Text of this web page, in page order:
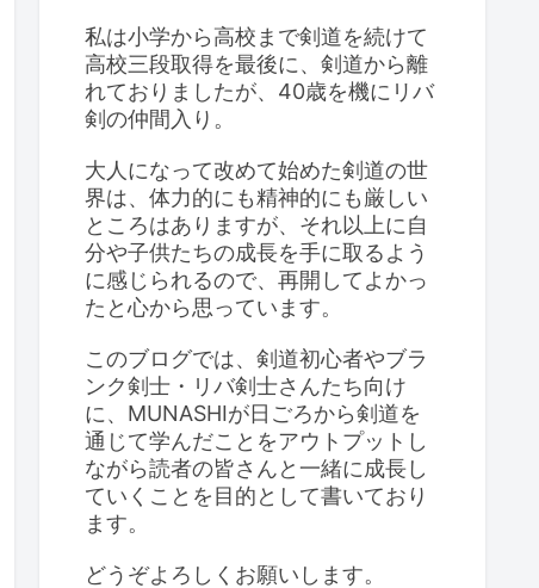
私は小学から高校まで剣道を続けて
高校三段取得を最後に、剣道から離
れておりましたが、40歳を機にリバ
剣の仲間入り。
大人になって改めて始めた剣道の世
界は、体力的にも精神的にも厳しい
ところはありますが、それ以上に自
分や子供たちの成長を手に取るよう
に感じられるので、再開してよかっ
たと心から思っています。
このブログでは、剣道初心者やブラ
ンク剣士・リバ剣士さんたち向け
に、MUNASHIが日ごろから剣道を
通じて学んだことをアウトプットし
ながら読者の皆さんと一緒に成長し
ていくことを目的として書いており
ます。
どうぞよろしくお願いします。